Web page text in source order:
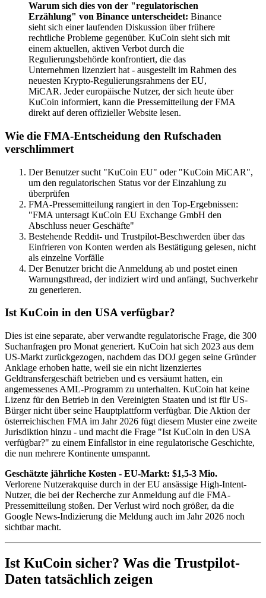
Warum sich dies von der "regulatorischen
Erzählung" von Binance unterscheidet: Binance
sieht sich einer laufenden Diskussion über frühere
rechtliche Probleme gegenüber. KuCoin sieht sich mit
einem aktuellen, aktiven Verbot durch die
Regulierungsbehörde konfrontiert, die das
Unternehmen lizenziert hat - ausgestellt im Rahmen des
neuesten Krypto-Regulierungsrahmens der EU,
MiCAR. Jeder europäische Nutzer, der sich heute über
KuCoin informiert, kann die Pressemitteilung der FMA
direkt auf deren offizieller Website lesen.
Wie die FMA-Entscheidung den Rufschaden
verschlimmert
Der Benutzer sucht "KuCoin EU" oder "KuCoin MiCAR",
um den regulatorischen Status vor der Einzahlung zu
überprüfen
FMA-Pressemitteilung rangiert in den Top-Ergebnissen:
"FMA untersagt KuCoin EU Exchange GmbH den
Abschluss neuer Geschäfte"
Bestehende Reddit- und Trustpilot-Beschwerden über das
Einfrieren von Konten werden als Bestätigung gelesen, nicht
als einzelne Vorfälle
Der Benutzer bricht die Anmeldung ab und postet einen
Warnungsthread, der indiziert wird und anfängt, Suchverkehr
zu generieren.
Ist KuCoin in den USA verfügbar?
Dies ist eine separate, aber verwandte regulatorische Frage, die 300
Suchanfragen pro Monat generiert. KuCoin hat sich 2023 aus dem
US-Markt zurückgezogen, nachdem das DOJ gegen seine Gründer
Anklage erhoben hatte, weil sie ein nicht lizenziertes
Geldtransfergeschäft betrieben und es versäumt hatten, ein
angemessenes AML-Programm zu unterhalten. KuCoin hat keine
Lizenz für den Betrieb in den Vereinigten Staaten und ist für US-
Bürger nicht über seine Hauptplattform verfügbar. Die Aktion der
österreichischen FMA im Jahr 2026 fügt diesem Muster eine zweite
Jurisdiktion hinzu - und macht die Frage "Ist KuCoin in den USA
verfügbar?" zu einem Einfallstor in eine regulatorische Geschichte,
die nun mehrere Kontinente umspannt.
Geschätzte jährliche Kosten - EU-Markt: $1,5-3 Mio.
Verlorene Nutzerakquise durch in der EU ansässige High-Intent-
Nutzer, die bei der Recherche zur Anmeldung auf die FMA-
Pressemitteilung stoßen. Der Verlust wird noch größer, da die
Google News-Indizierung die Meldung auch im Jahr 2026 noch
sichtbar macht.
Ist KuCoin sicher? Was die Trustpilot-
Daten tatsächlich zeigen